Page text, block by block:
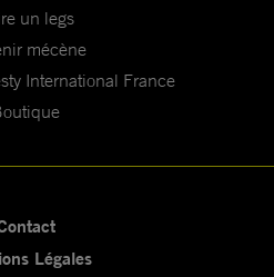
un legs
mécène
International France
Légales